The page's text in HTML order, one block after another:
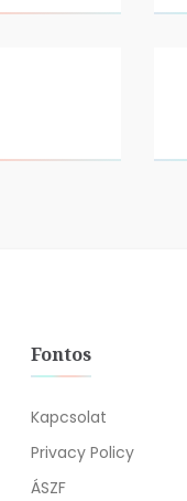
Fontos
Kapcsolat
Privacy Policy
ÁSZF